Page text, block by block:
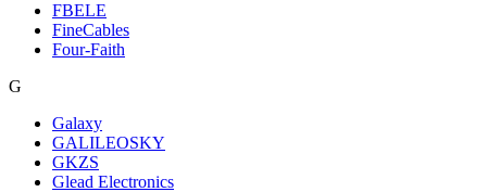
FBELE
FineCables
Four-Faith
G
Galaxy
GALILEOSKY
GKZS
Glead Electronics